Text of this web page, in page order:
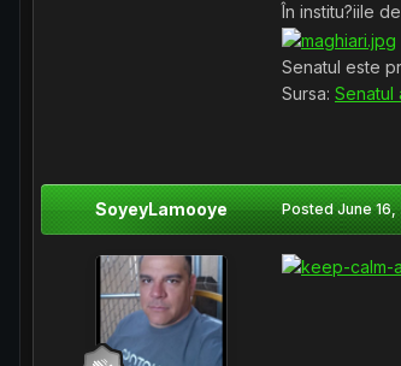
În institu?iile
Senatul este
Sursa: Senatul
SoyeyLamooye PostedJune 16,